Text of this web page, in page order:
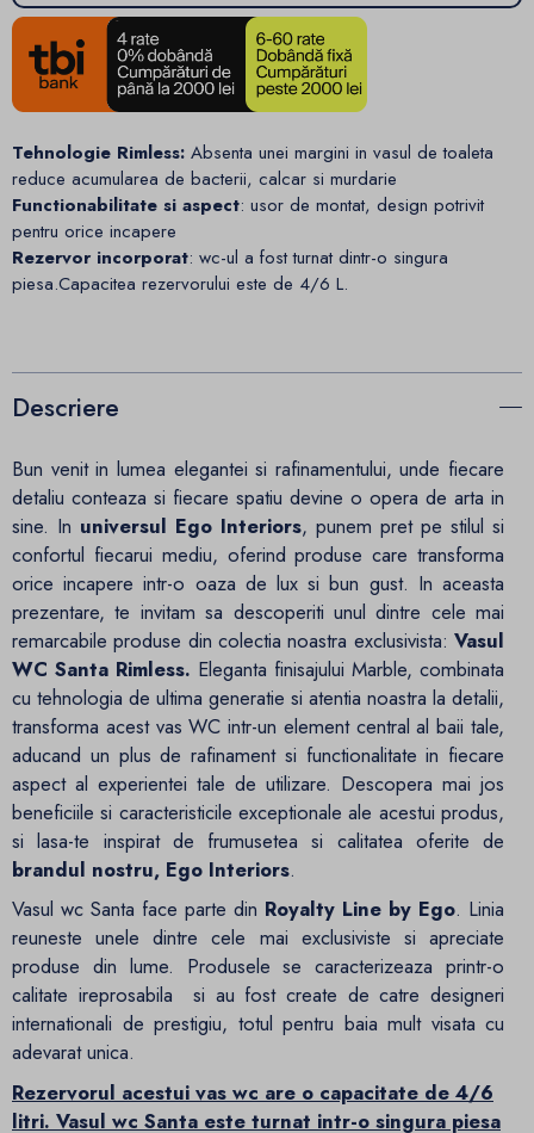
Tehnologie Rimless: Absenta unei margini in vasul de toaleta
reduce acumularea de bacterii, calcar si murdarie
Functionabilitate si aspect: usor de montat, design potrivit
pentru orice incapere
Rezervor incorporat: wc-ul a fost turnat dintr-o singura
piesa.Capacitea rezervorului este de 4/6 L.
Descriere
Bun venit in lumea elegantei si rafinamentului, unde fiecare
detaliu conteaza si fiecare spatiu devine o opera de arta in
sine. In universul Ego Interiors, punem pret pe stilul si
confortul fiecarui mediu, oferind produse care transforma
orice incapere intr-o oaza de lux si bun gust. In aceasta
prezentare, te invitam sa descoperiti unul dintre cele mai
remarcabile produse din colectia noastra exclusivista: Vasul
WC Santa Rimless. Eleganta finisajului Marble, combinata
cu tehnologia de ultima generatie si atentia noastra la detalii,
transforma acest vas WC intr-un element central al baii tale,
aducand un plus de rafinament si functionalitate in fiecare
aspect al experientei tale de utilizare. Descopera mai jos
beneficiile si caracteristicile exceptionale ale acestui produs,
si lasa-te inspirat de frumusetea si calitatea oferite de
brandul nostru, Ego Interiors.
Vasul wc Santa face parte din Royalty Line by Ego. Linia
reuneste unele dintre cele mai exclusiviste si apreciate
produse din lume. Produsele se caracterizeaza printr-o
calitate ireprosabila si au fost create de catre designeri
internationali de prestigiu, totul pentru baia mult visata cu
adevarat unica.
Rezervorul acestui vas wc are o capacitate de 4/6
litri. Vasul wc Santa este turnat intr-o singura piesa